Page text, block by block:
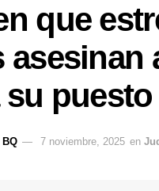
que
asesinan
su puesto
BQ 7 noviembre, 2025 en